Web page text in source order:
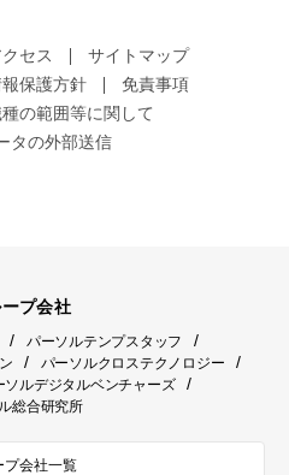
セス
サイトマップ
保護方針
免責事項
の範囲等に関して
タの外部送信
プ会社
/ パーソルテンプスタッフ /
/ パーソルクロステクノロジー /
ソルデジタルベンチャーズ /
総合研究所
プ会社一覧